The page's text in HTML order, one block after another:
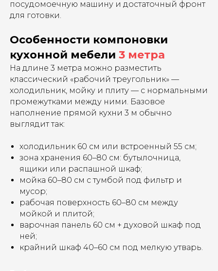
посудомоечную машину и достаточный фронт
для готовки.
Особенности компоновки
кухонной мебели 3 метра
На длине 3 метра можно разместить
классический «рабочий треугольник» —
холодильник, мойку и плиту — с нормальными
промежутками между ними. Базовое
наполнение прямой кухни 3 м обычно
выглядит так:
холодильник 60 см или встроенный 55 см;
зона хранения 60–80 см: бутылочница,
ящики или распашной шкаф;
мойка 60–80 см с тумбой под фильтр и
мусор;
рабочая поверхность 60–80 см между
мойкой и плитой;
варочная панель 60 см + духовой шкаф под
ней;
крайний шкаф 40–60 см под мелкую утварь.